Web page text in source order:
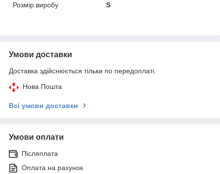
Розмір виробу
S
Умови доставки
Доставка здійснюється тільки по передоплаті.
Нова Пошта
Всі умови доставки
Умови оплати
Післяплата
Оплата на рахунок